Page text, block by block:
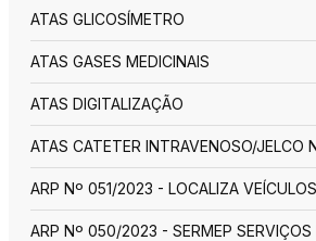
ATAS GLICOSÍMETRO
ATAS GASES MEDICINAIS
ATAS DIGITALIZAÇÃO
ATAS CATETER INTRAVENOSO/JELCO
ARP Nº 051/2023 - LOCALIZA
ARP Nº 050/2023 - SERMEP SERVIÇOS